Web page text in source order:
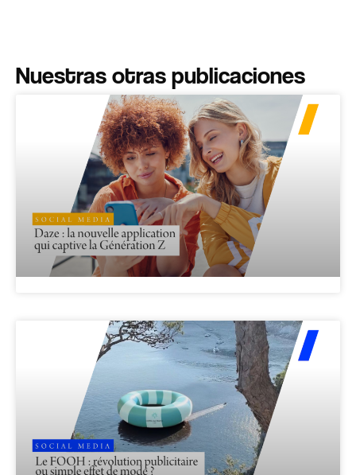
Nuestras otras publicaciones